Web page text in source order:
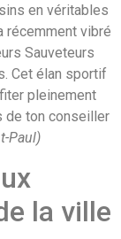
en véritables
récemment vibré
Sauveteurs
Cet élan sportif
pleinement
de ton conseiller
Paul)
la ville